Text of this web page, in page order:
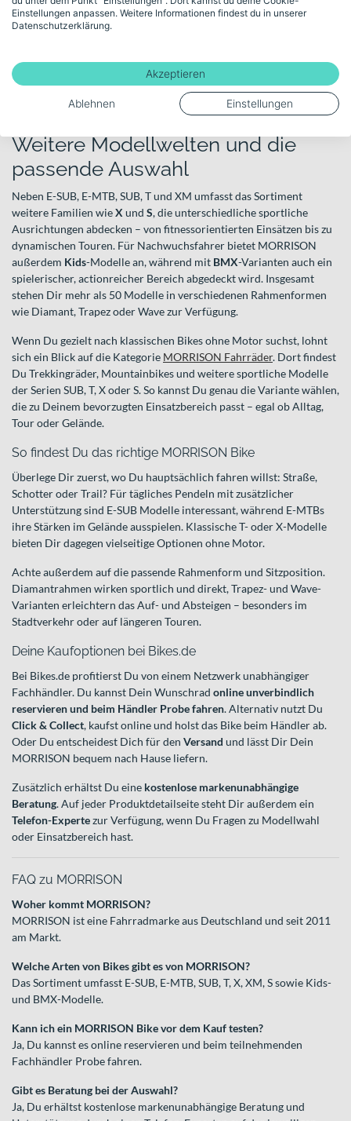
DieTSerie zielt stärker auf Trekking- und Allround-Einsätze ab. Sie
ein vielseitiges Fahrrad mit sportlichem Charakter suchen. Ergänzt
wird das Programm durch Reihen wieXM
Dynamik in den Fokus stellen und sportlich orientierte Fahrer
ansprechen.
Weitere Modellwelten und die
passende Auswahl
Neben E-SUB, E-MTB, SUB, T und XM umfasst das Sortiment
weitere Familien wieX und S, die unterschiedliche sportliche
Ausrichtungen abdecken – von fitnessorientierten Einsätzen bis zu
dynamischen Touren. Für Nachwuchsfahrer bietet MORRISON
außerdem Kids-Modelle an, während mit BMX-Varianten auch ein
spielerischer, actionreicher Bereich abgedeckt wird. Insgesamt
stehen Dir mehr als 50 Modelle in verschiedenen Rahmenformen
wie Diamant, Trapez oder Wave zur Verfügung.
Wenn Du gezielt nach klassischen Bikes ohne Motor suchst, lohnt
sich ein Blick auf die Kategorie MORRISON Fahrräder. Dort findest
Du Trekkingräder, Mountainbikes und weitere sportliche Modelle
der Serien SUB, T, X oder S. So kannst Du genau die Variante wählen,
die zu Deinem bevorzugten Einsatzbereich passt – egal ob Alltag,
Tour oder Gelände.
So findest Du das richtige MORRISON Bike
Überlege Dir zuerst, wo Du hauptsächlich fahren willst: Straße,
Schotter oder Trail? Für tägliches Pendeln mit zusätzlicher
Unterstützung sind E-SUB Modelle interessant, während E-MTBs
ihre Stärken im Gelände ausspielen. Klassische T- oder X-Modelle
bieten Dir dagegen vielseitige Optionen ohne Motor.
Achte außerdem auf die passende Rahmenform und Sitzposition.
Diamantrahmen wirken sportlich und direkt, Trapez- und Wave-
Varianten erleichtern das Auf- und Absteigen – besonders im
Stadtverkehr oder auf längeren Touren.
Deine Kaufoptionen bei Bikes.de
Bei Bikes.de profitierst Du von einem Netzwerk unabhängiger
Fachhändler. Du kannst Dein Wunschrad online unverbindlich
reservieren und beim Händler Probe fahren. Alternativ nutzt Du
Click & Collect, kaufst online und holst das Bike beim Händler ab.
Oder Du entscheidest Dich für den Versand und lässt Dir Dein
MORRISON bequem nach Hause liefern.
Zusätzlich erhältst Du eine kostenlose markenunabhängige
Beratung. Auf jeder Produktdetailseite steht Dir außerdem ein
Telefon-Expertezur Verfügung, wenn Du Fragen zu Modellwahl
oder Einsatzbereich hast.
FAQ zu MORRISON
Woher kommt MORRISON?
MORRISON ist eine Fahrradmarke aus Deutschland und seit 2011
am Markt.
Welche Arten von Bikes gibt es von MORRISON?
Das Sortiment umfasst E-SUB, E-MTB, SUB, T, X, XM, S sowie Kids-
und BMX-Modelle.
Kann ich ein MORRISON Bike vor dem Kauf testen?
Ja, Du kannst es online reservieren und beim teilnehmenden
Fachhändler Probe fahren.
Gibt es Beratung bei der Auswahl?
Ja, Du erhältst kostenlose markenunabhängige Beratung und
Einstellungen anpassen. Weitere Informationen findest du in unserer
Datenschutzerklärung.
Akzeptieren
Ablehnen Einstellungen